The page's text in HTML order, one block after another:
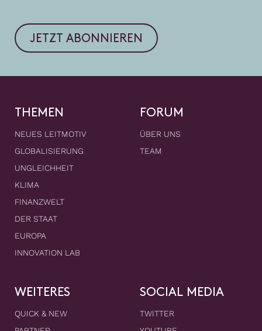
JETZT ABONNIEREN
THEMEN
NEUES LEITMOTIV
GLOBALISIERUNG
UNGLEICHHEIT
KLIMA
FINANZWELT
DER STAAT
EUROPA
INNOVATION LAB
FORUM
ÜBER UNS
TEAM
WEITERES
QUICK & NEW
SOCIAL MEDIA
TWITTER